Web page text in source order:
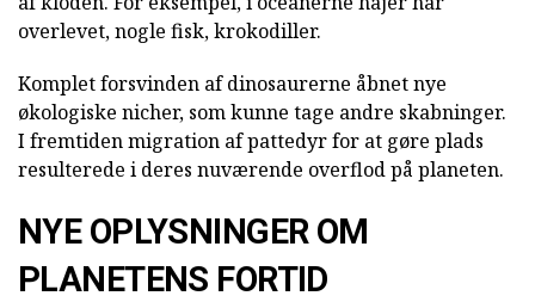
overlevet, nogle fisk, krokodiller.
Komplet forsvinden af dinosaurerne åbnet nye
økologiske nicher, som kunne tage andre skabninger.
I fremtiden migration af pattedyr for at gøre plads
resulterede i deres nuværende overflod på planeten.
NYE OPLYSNINGER OM
PLANETENS FORTID